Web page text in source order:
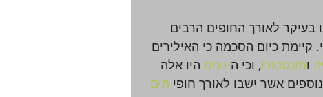
בעיקר לאורך החופים הרבים
כיום הסכמה כי האילירים
ומונטנגרו, וכי היוונים היו אלה
אשר ישבו לאורך חופי הים